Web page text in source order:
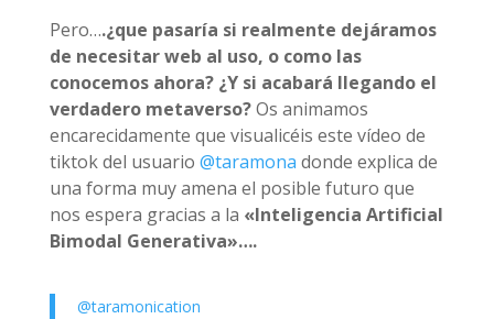
Pero….¿que pasaría si realmente dejáramos
de necesitar web al uso, o como las
conocemos ahora? ¿Y si acabará llegando el
verdadero metaverso?Os animamos
encarecidamente que visualicéis este vídeo de
tiktok del usuario @taramona donde explica de
una forma muy amena el posible futuro que
nos espera gracias a la «Inteligencia Artificial
Bimodal Generativa»….
@taramonication